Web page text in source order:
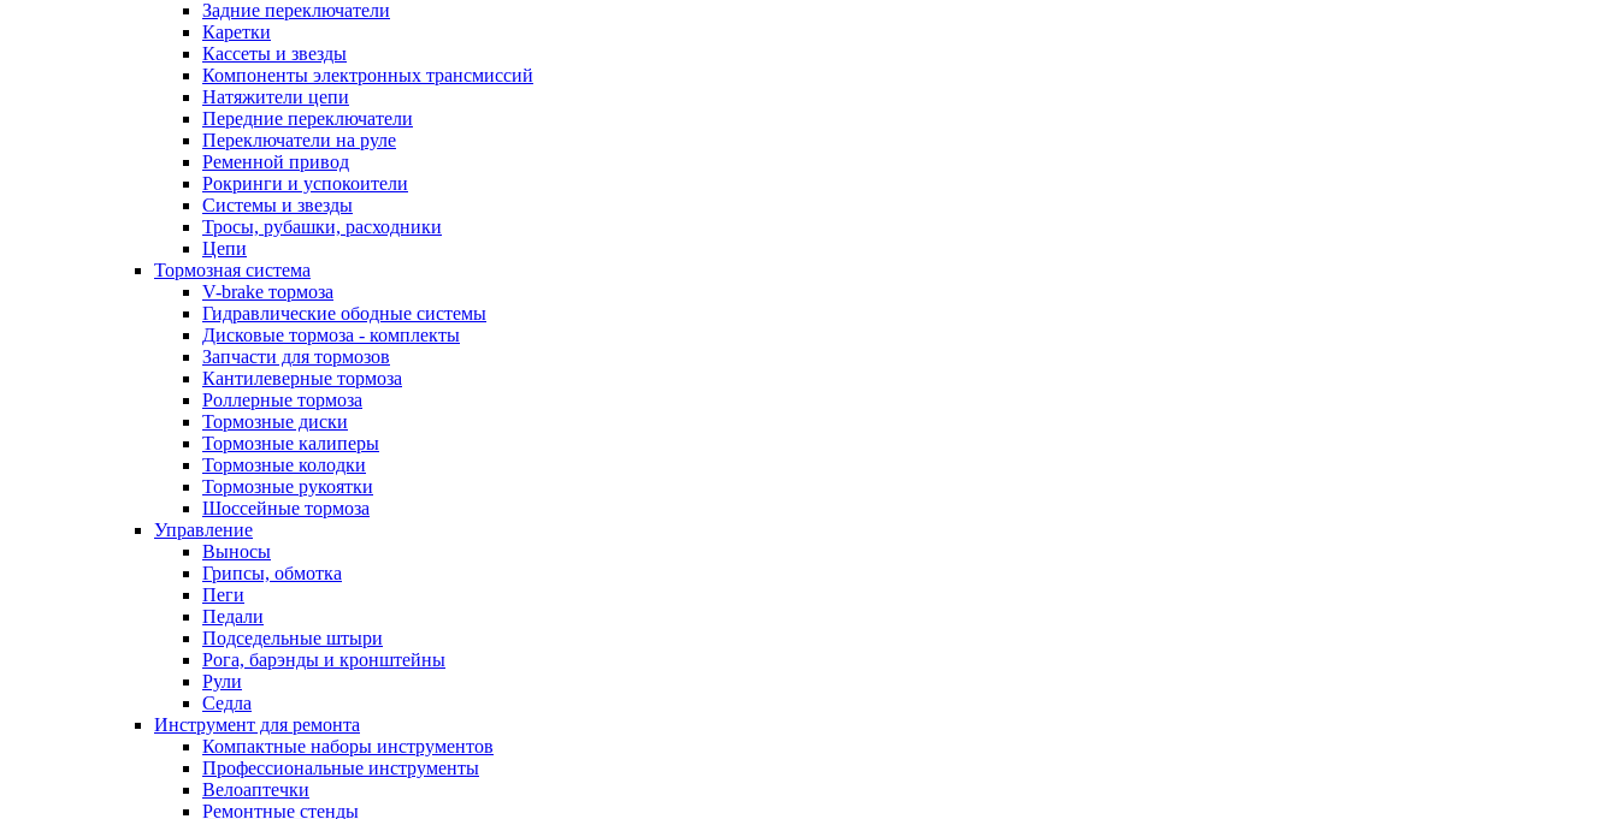
Задние переключатели
Каретки
Кассеты и звезды
Компоненты электронных трансмиссий
Натяжители цепи
Передние переключатели
Переключатели на руле
Ременной привод
Рокринги и успокоители
Системы и звезды
Тросы, рубашки, расходники
Цепи
Тормозная система
V-brake тормоза
Гидравлические ободные системы
Дисковые тормоза - комплекты
Запчасти для тормозов
Кантилеверные тормоза
Роллерные тормоза
Тормозные диски
Тормозные калиперы
Тормозные колодки
Тормозные рукоятки
Шоссейные тормоза
Управление
Выносы
Грипсы, обмотка
Пеги
Педали
Подседельные штыри
Рога, барэнды и кронштейны
Рули
Седла
Инструмент для ремонта
Компактные наборы инструментов
Профессиональные инструменты
Велоаптечки
Ремонтные стенды